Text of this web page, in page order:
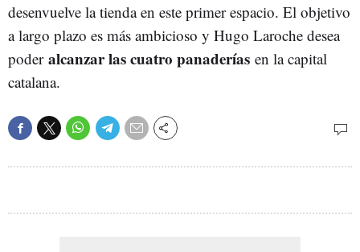
desenvuelve la tienda en este primer espacio. El objetivo
a largo plazo es más ambicioso y Hugo Laroche desea
poder alcanzar las cuatro panaderías en la capital
catalana.